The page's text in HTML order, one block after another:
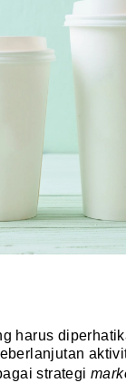
harus
strategi